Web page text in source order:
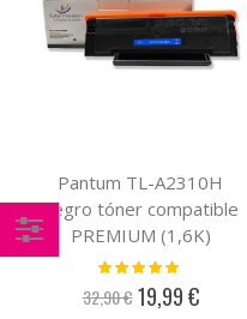
Pantum TL-A2310H
negro tóner compatible
PREMIUM (1,6K)
Valoración:
32,90 € Precio
19,99 €
Comprar